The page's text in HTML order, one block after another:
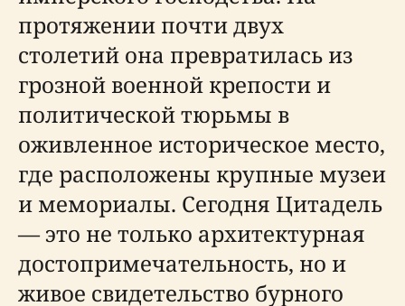
протяжении почти двух
столетий она превратилась из
грозной военной крепости и
политической тюрьмы в
оживленное историческое место,
где расположены крупные музеи
и мемориалы. Сегодня Цитадель
— это не только архитектурная
достопримечательность, но и
живое свидетельство бурного